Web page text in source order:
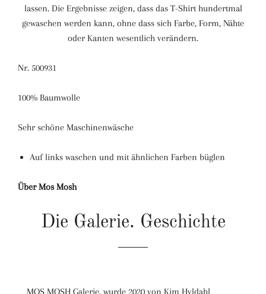
lassen. Die Ergebnisse zeigen, dass das T-Shirt hundertmal
gewaschen werden kann, ohne dass sich Farbe, Form, Nähte
oder Kanten wesentlich verändern.
Nr. 500931
100% Baumwolle
Sehr schöne Maschinenwäsche
Auf links waschen und mit ähnlichen Farben büglen
Über Mos Mosh
Die Galerie. Geschichte
MOS MOSH Galerie. wurde 2020 von Kim Hyldahl